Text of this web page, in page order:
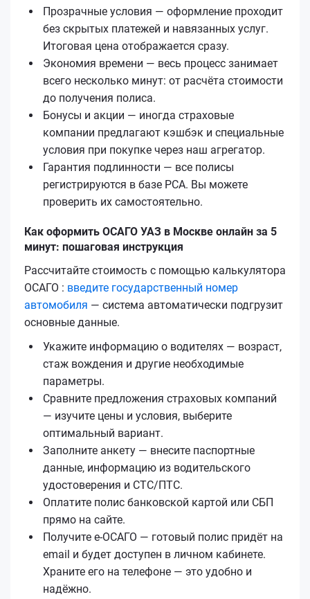
Прозрачные условия — оформление проходит
без скрытых платежей и навязанных услуг.
Итоговая цена отображается сразу.
Экономия времени — весь процесс занимает
всего несколько минут: от расчёта стоимости
до получения полиса.
Бонусы и акции — иногда страховые
компании предлагают кэшбэк и специальные
условия при покупке через наш агрегатор.
Гарантия подлинности — все полисы
регистрируются в базе РСА. Вы можете
проверить их самостоятельно.
Как оформить ОСАГО УАЗ в Москве онлайн за 5
минут: пошаговая инструкция
Рассчитайте стоимость с помощью калькулятора
ОСАГО : введите государственный номер
автомобиля — система автоматически подгрузит
основные данные.
Укажите информацию о водителях — возраст,
стаж вождения и другие необходимые
параметры.
Сравните предложения страховых компаний
— изучите цены и условия, выберите
оптимальный вариант.
Заполните анкету — внесите паспортные
данные, информацию из водительского
удостоверения и СТС/ПТС.
Оплатите полис банковской картой или СБП
прямо на сайте.
Получите е‑ОСАГО — готовый полис придёт на
email и будет доступен в личном кабинете.
Храните его на телефоне — это удобно и
надёжно.